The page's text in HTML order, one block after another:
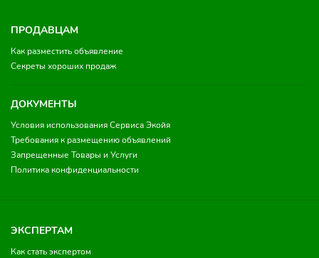
ПРОДАВЦАМ
Как разместить объявление
Секреты хороших продаж
ДОКУМЕНТЫ
Условия использования Сервиса Экойя
Требования к размещению объявлений
Запрещенные Товары и Услуги
Политика конфиденциальности
ЭКСПЕРТАМ
Как стать экспертом